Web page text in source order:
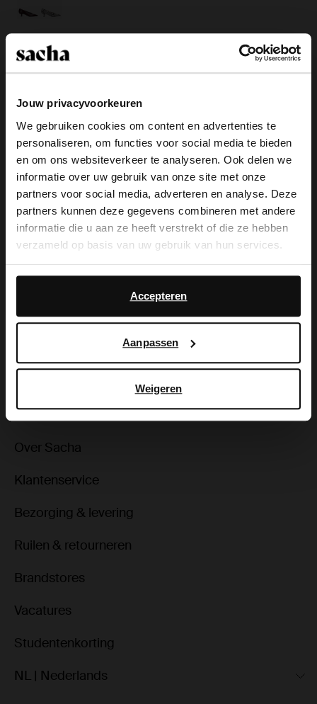
Jouw privacyvoorkeuren
We gebruiken cookies om content en advertenties te
personaliseren, om functies voor social media te bieden
en om ons websiteverkeer te analyseren. Ook delen we
informatie over uw gebruik van onze site met onze
partners voor social media, adverteren en analyse. Deze
partners kunnen deze gegevens combineren met andere
informatie die u aan ze heeft verstrekt of die ze hebben
verzameld op basis van uw gebruik van hun services.
Daarnaast werken wij samen met Google voor
advertentie- en meetdoeleinden. Meer informatie over
hoe Google uw persoonsgegevens gebruikt, vindt u op
Accepteren
Aanpassen
Weigeren
Kies jouw maat
14 dagen bedenktijd
Product omschrijving
Deze pumps van Sacha hebben een burgundy design
en een kitten heel van 4 cm hoog. De buiten- en
binnenzijde is gemaakt van leer.
Product details
Over Sacha
Klantenservice
Bezorging & levering
Ruilen & retourneren
Brandstores
Vacatures
Studentenkorting
NL | Nederlands
×
View this website in English?
It looks like your language isn't Dutch. Would
you like to switch to English?
Yes, switch to
English
No, stay in Dutch